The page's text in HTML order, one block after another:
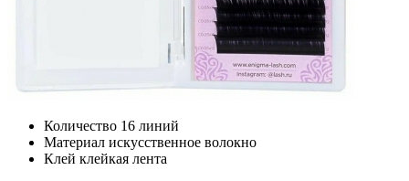
Количество 16 линий
Материал искусственное волокно
Клей клейкая лента